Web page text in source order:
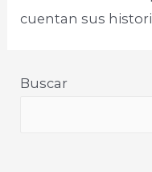
cuentan sus
Buscar